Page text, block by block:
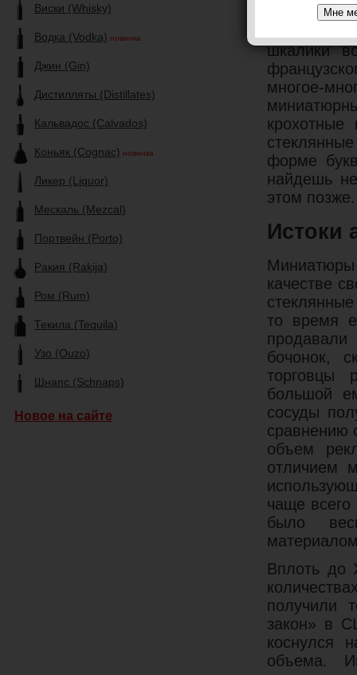
Виски (Whisky)
Водка (Vodka) новинка
Джин (Gin)
Дистилляты (Distillates)
Кальвадос (Calvados)
Коньяк (Cognac) новинка
Ликер (Liquor)
Мескаль (Mezcal)
Портвейн (Porto)
Ракия (Rakija)
Ром (Rum)
Текила (Tequila)
Узо (Ouzo)
Шнапс (Schnaps)
Новое на сайте
признать,
шкалики
многое-
форме
найдешь
этом позже.
Истоки
качестве
то время
бочонок,
торговцы
большой
сосуды
сравнению
объем
отличием
чаще всего
было
Вплоть до
получили
закон» в
коснулся
объема.